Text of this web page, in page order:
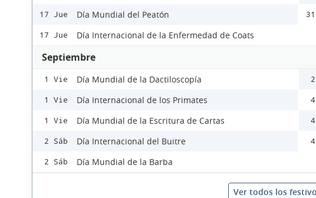
17 Jue Día Mundial del Peatón
17 Jue Día Internacional de la Enfermedad de Coats
Septiembre
1 Vie Día Mundial de la Dactiloscopía
1 Vie Día Internacional de los Primates
1 Vie Día Mundial de la Escritura de Cartas
2 Sáb Día Internacional del Buitre
2 Sáb Día Mundial de la Barba
Ver todos los